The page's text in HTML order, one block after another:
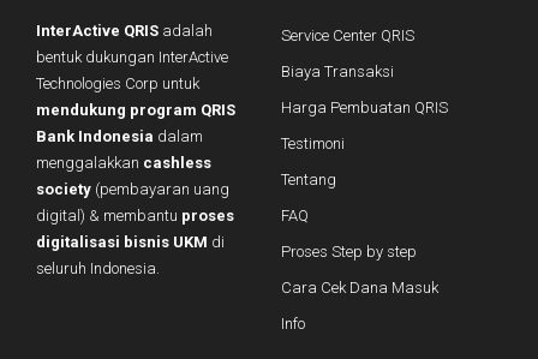
InterActive QRIS adalah
bentuk dukungan InterActive
Technologies Corp untuk
mendukung program QRIS
Bank Indonesia dalam
menggalakkan cashless
society (pembayaran uang
digital) & membantu proses
digitalisasi bisnis UKM di
seluruh Indonesia.
Service Center QRIS
Biaya Transaksi
Harga Pembuatan QRIS
Testimoni
Tentang
FAQ
Proses Step by step
Cara Cek Dana Masuk
Info